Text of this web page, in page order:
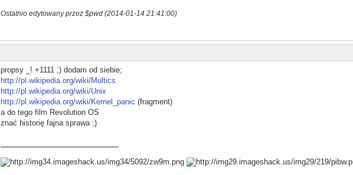
Ostatnio edytowany przez $pwd (2014-01-14 21:41:00)
propsy _! +1111 ;) dodam od siebie;
http://pl.wikipedia.org/wiki/Multics
http://pl.wikipedia.org/wiki/Unix
http://pl.wikipedia.org/wiki/Kernel_panic (fragment)
a do tego film Revolution OS
znać historię fajna sprawa ;)